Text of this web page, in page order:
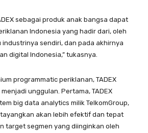
sebagai produk anak bangsa dapat
Indonesia yang hadir dari, oleh
sendiri, dan pada akhirnya
digital Indonesia,” tukasnya.
programmatic periklanan, TADEX
unggulan. Pertama, TADEX
big data analytics milik TelkomGroup,
akan lebih efektif dan tepat
target segmen yang diinginkan oleh